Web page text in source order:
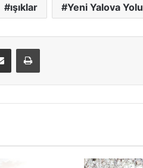
ışıklar Yeni Yalova Yolu